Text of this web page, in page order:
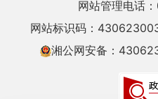
网站管理电话
网站标识码：
湘公网安备：